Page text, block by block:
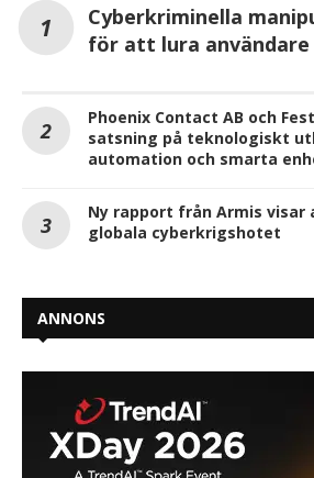
Cyberkriminella
för att lura användare
Phoenix Contact AB och
satsning på teknologiskt
automation och smarta
Ny rapport från Armis visar
globala cyberkrigshotet
ANNONS